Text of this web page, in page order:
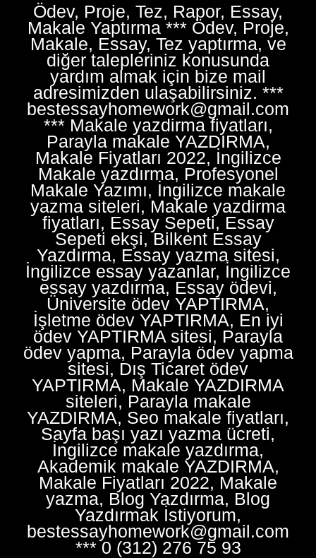
Ödev, Proje, Tez, Rapor, Essay,
Makale Yaptırma *** Ödev, Proje,
Makale, Essay, Tez yaptırma, ve
diğer talepleriniz konusunda
yardım almak için bize mail
adresimizden ulaşabilirsiniz. ***
bestessayhomework@gmail.com
*** Makale yazdirma fiyatları,
Parayla makale YAZDIRMA,
Makale Fiyatları 2022, İngilizce
Makale yazdırma, Profesyonel
Makale Yazımı, İngilizce makale
yazma siteleri, Makale yazdirma
fiyatları, Essay Sepeti, Essay
Sepeti ekşi, Bilkent Essay
Yazdırma, Essay yazma sitesi,
İngilizce essay yazanlar, İngilizce
essay yazdırma, Essay ödevi,
Üniversite ödev YAPTIRMA,
İşletme ödev YAPTIRMA, En iyi
ödev YAPTIRMA sitesi, Parayla
ödev yapma, Parayla ödev yapma
sitesi, Dış Ticaret ödev
YAPTIRMA, Makale YAZDIRMA
siteleri, Parayla makale
YAZDIRMA, Seo makale fiyatları,
Sayfa başı yazı yazma ücreti,
İngilizce makale yazdırma,
Akademik makale YAZDIRMA,
Makale Fiyatları 2022, Makale
yazma, Blog Yazdırma, Blog
Yazdırmak İstiyorum,
bestessayhomework@gmail.com
*** 0 (312) 276 75 93